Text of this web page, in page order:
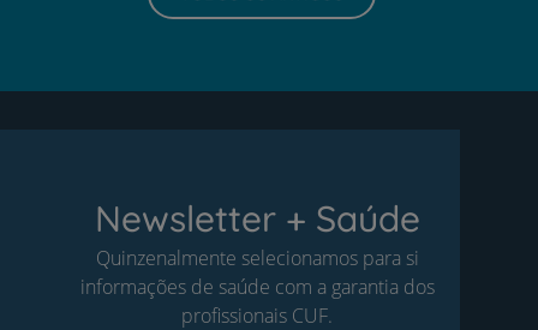
Newsletter + Saúde
Quinzenalmente selecionamos para si
informações de saúde com a garantia dos
profissionais CUF.